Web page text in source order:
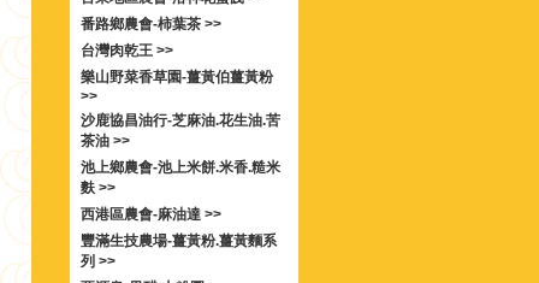
番路鄉農會-柿葉茶 >>
台灣肉乾王 >>
樂山野菜香草園-薑黃伯薑黃粉
>>
沙鹿協昌油行-芝麻油.花生油.苦
茶油 >>
池上鄉農會-池上米餅.米香.糙米
麩 >>
西港區農會-麻油達 >>
豐滿生技農場-薑黃粉.薑黃麵系
列 >>